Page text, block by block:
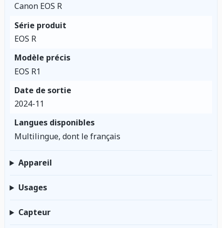
Canon EOS R
Série produit
EOS R
Modèle précis
EOS R1
Date de sortie
2024-11
Langues disponibles
Multilingue, dont le français
Appareil
Usages
Capteur